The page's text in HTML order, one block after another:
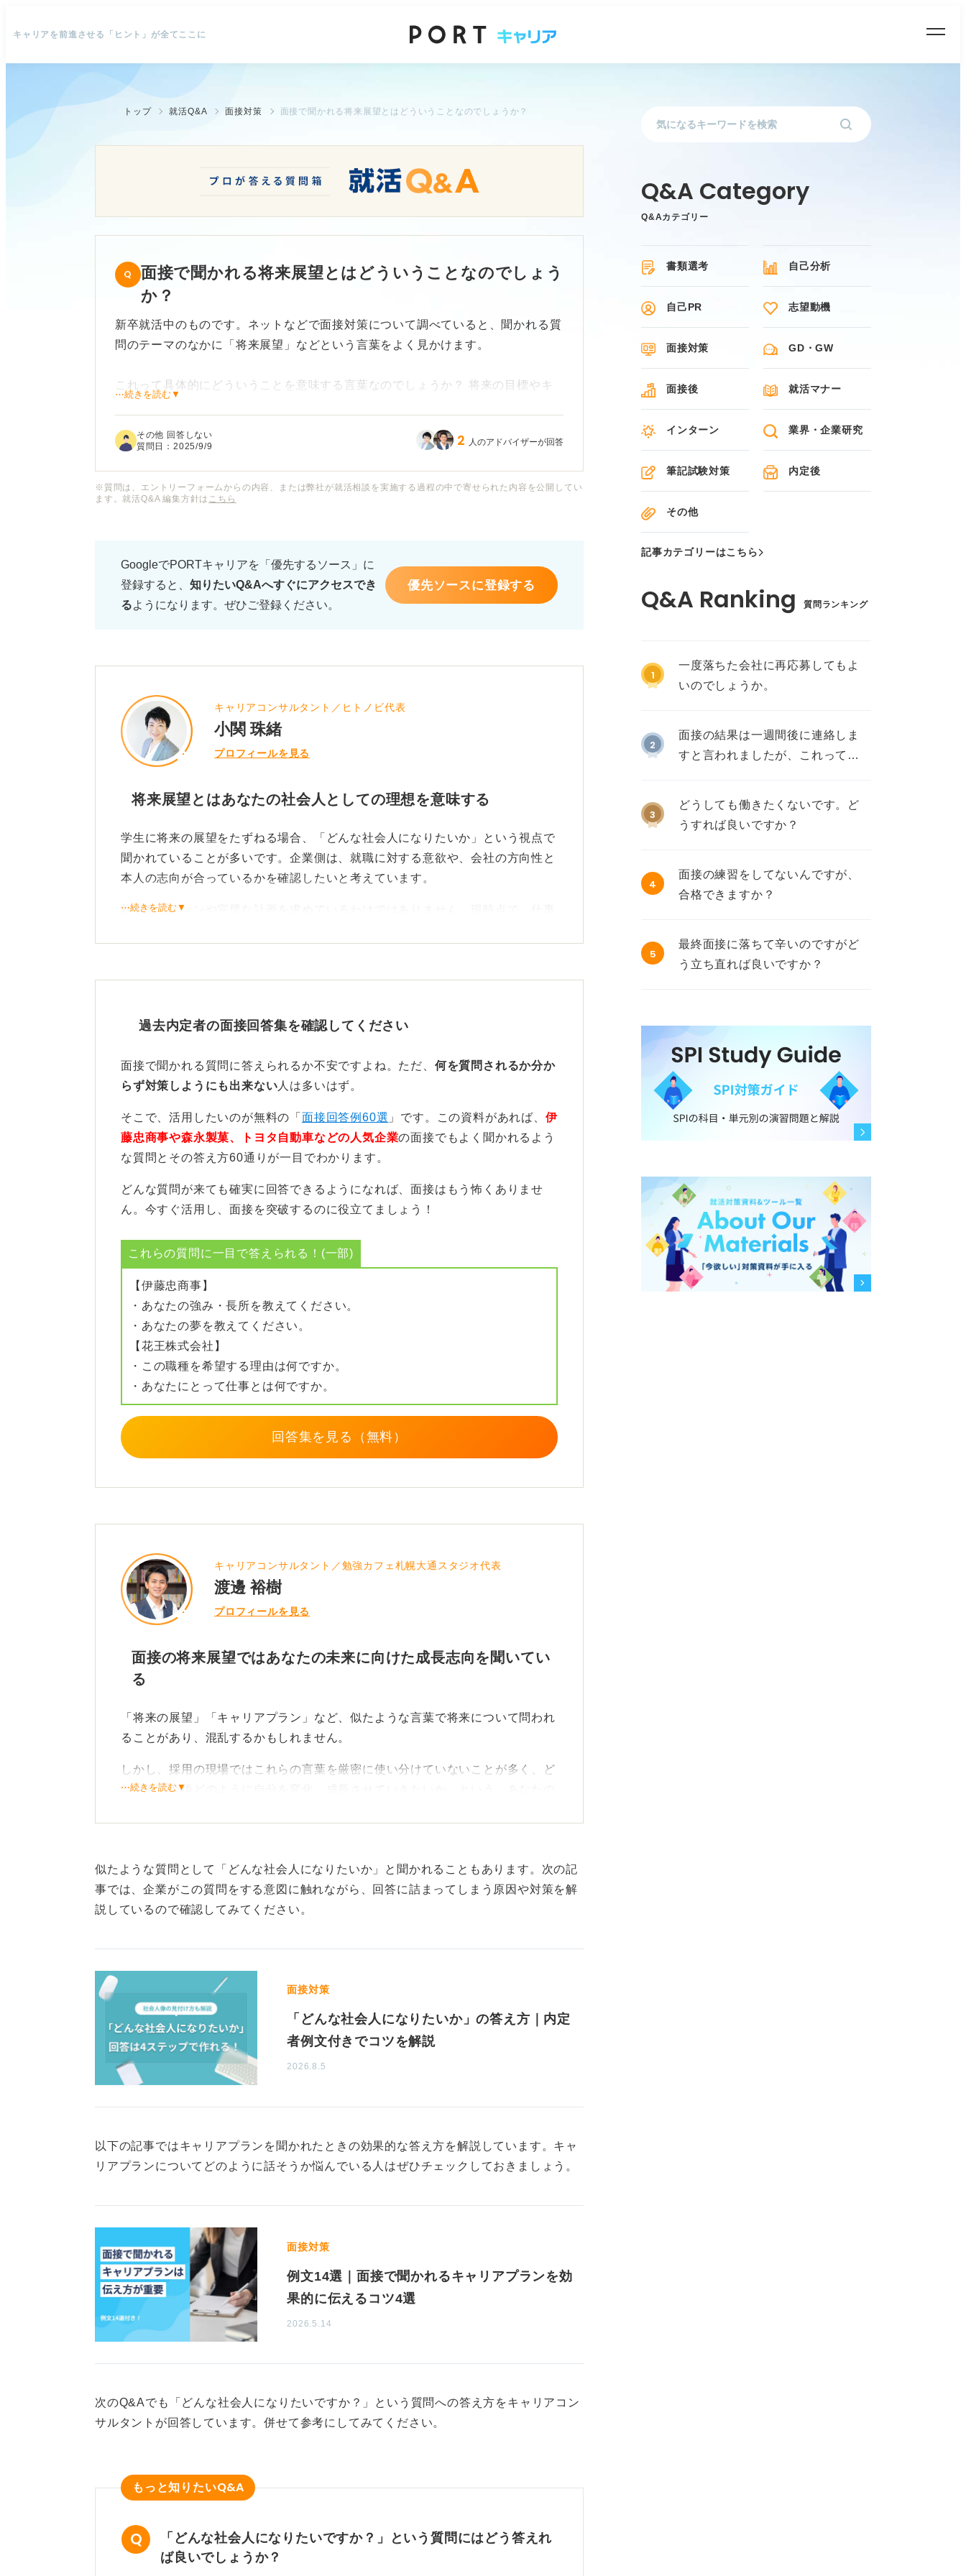
キャリアを前進させる「ヒント」が全てここに
トップ 就活Q&A 面接対策 面接で聞かれる将来展望とはどういうことなのでしょうか？
面接で聞かれる将来展望とはどういうことなのでしょう
か？
新卒就活中のものです。ネットなどで面接対策について調べていると、聞かれる質
問のテーマのなかに「将来展望」などという言葉をよく見かけます。
これって具体的にどういうことを意味する言葉なのでしょうか？ 将来の目標やキ
就活で言うところのこの言葉の意味や、考え方のヒントなどについてわかりやすく
⋯続きを読む▼
その他 回答しない
質問日：2025/9/9 2 人のアドバイザーが回答
※質問は、エントリーフォームからの内容、または弊社が就活相談を実施する過程の中で寄せられた内容を公開してい
ます。就活Q&A 編集方針は こちら
GoogleでPORTキャリアを「優先するソース」に
登録すると、 知りたいQ&Aへすぐにアクセスでき
るようになります。ぜひご登録ください。
優先ソースに登録する
キャリアコンサルタント／ヒトノビ代表
小関 珠緒
プロフィールを見る
将来展望とはあなたの社会人としての理想を意味する
学生に将来の展望をたずねる場合、「どんな社会人になりたいか」という視点で
聞かれていることが多いです。企業側は、就職に対する意欲や、会社の方向性と
本人の志向が合っているかを確認したいと考えています。
壮大なビジョンや完璧な計画を求めているわけではありません。現時点で、仕事
な社会人になりたいかといった、少し広めの視点での方向性や姿勢を伝えること
入社後にどのように成長し、どのような価値を提供していきたいかを、企業の方
0
⋯続きを読む▼
過去内定者の面接回答集を確認してください
面接で聞かれる質問に答えられるか不安ですよね。ただ、 何を質問されるか分か
らず対策しようにも出来ない 人は多いはず。
そこで、活用したいのが無料の「 面接回答例60選 」です。この資料があれば、 伊
藤忠商事や森永製菓、トヨタ自動車などの人気企業の面接でもよく聞かれるよう
な質問とその答え方60通りが一目でわかります。
どんな質問が来ても確実に回答できるようになれば、面接はもう怖くありませ
ん。今すぐ活用し、面接を突破するのに役立てましょう！
これらの質問に一目で答えられる！(一部)
【伊藤忠商事】
・あなたの強み・長所を教えてください。
・あなたの夢を教えてください。
【花王株式会社】
・この職種を希望する理由は何ですか。
・あなたにとって仕事とは何ですか。
回答集を見る（無料）
キャリアコンサルタント／勉強カフェ札幌大通スタジオ代表
渡邊 裕樹
プロフィールを見る
面接の将来展望ではあなたの未来に向けた成長志向を聞いてい
る
「将来の展望」「キャリアプラン」など、似たような言葉で将来について問われ
ることがあり、混乱するかもしれません。
しかし、採用の現場ではこれらの言葉を厳密に使い分けていないことが多く、ど
ちらも「今後どのように自分を変化、成長させていきたいか」という、あなたの
にはあなたの成長意欲を問われているととらえましょう。
言葉の定義を正確に理解しておくことが、質問の意図を正しく汲み取るために大
切です。
企業と自身の成長意欲を関連させて期待感のある話をしよう
企業がこの質問をするのは、入社後のミスマッチを防ぎたいという意図がありま
す。「現状維持でいい」という人より、「こうなりたい」という成長意欲のある
人のほうが、前向きに仕事に取り組み、長く貢献してくれると期待できるためで
す。
企業はあなたに投資をするわけですから、その投資に見合う成長をしてくれるか
成長の方向性がどうリンクしているかを示せることが、より説得力を増すための
鍵となります。
0
⋯続きを読む▼
似たような質問として「どんな社会人になりたいか」と聞かれることもあります。次の記
事では、企業がこの質問をする意図に触れながら、回答に詰まってしまう原因や対策を解
説しているので確認してみてください。
面接対策
「どんな社会人になりたいか」の答え方｜内定
者例文付きでコツを解説
2026.8.5
以下の記事ではキャリアプランを聞かれたときの効果的な答え方を解説しています。キャ
リアプランについてどのように話そうか悩んでいる人はぜひチェックしておきましょう。
面接対策
例文14選｜面接で聞かれるキャリアプランを効
果的に伝えるコツ4選
2026.5.14
次のQ&Aでも「どんな社会人になりたいですか？」という質問への答え方をキャリアコン
サルタントが回答しています。併せて参考にしてみてください。
もっと知りたいQ&A
「どんな社会人になりたいですか？」という質問にはどう答えれ
ば良いでしょうか？
Q&Aカテゴリー
書類選考 自己分析
自己PR 志望動機
面接対策 GD・GW
面接後 就活マナー
インターン 業界・企業研究
筆記試験対策 内定後
その他
記事カテゴリーはこちら
質問ランキング
1
一度落ちた会社に再応募してもよ
いのでしょうか。
2
面接の結果は一週間後に連絡しま
すと言われましたが、これって不
3
どうしても働きたくないです。ど
うすれば良いですか？
4
面接の練習をしてないんですが、
合格できますか？
5
最終面接に落ちて辛いのですがど
う立ち直れば良いですか？